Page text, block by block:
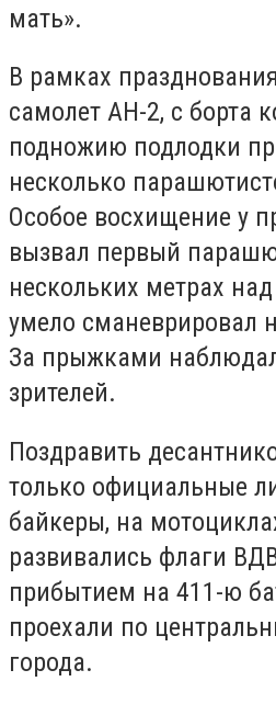
мать».
В рамках
самолет АН-2, с борта
подножию подлодки
несколько
Особое восхищение у
вызвал первый
нескольких метрах
умело сманеврировал
За прыжками
зрителей.
Поздравить
только официальные
байкеры, на
развивались флаги
прибытием на 411-ю
проехали по
города.